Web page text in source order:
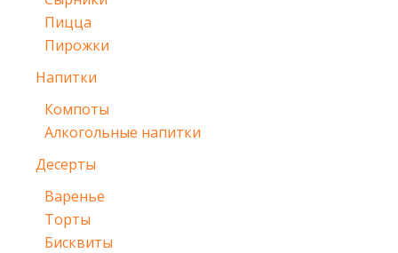
Пицца
Пирожки
Напитки
Компоты
Алкогольные напитки
Десерты
Варенье
Торты
Бисквиты